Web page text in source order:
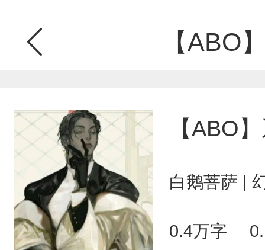
【ABO
【ABO
白鹅菩萨 |
0.4万字